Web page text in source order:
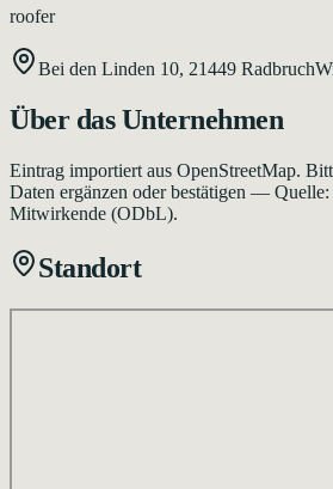
roofer
Bei den Linden 10, 21449 Radbruch
Über das Unternehmen
Eintrag importiert aus OpenStreetMap.
Daten ergänzen oder bestätigen —
Mitwirkende (ODbL).
Standort